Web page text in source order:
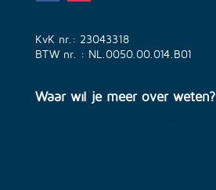
KvK nr.: 23043318
BTW nr. : NL.0050.00.014.B01
Waar wil je meer over weten?